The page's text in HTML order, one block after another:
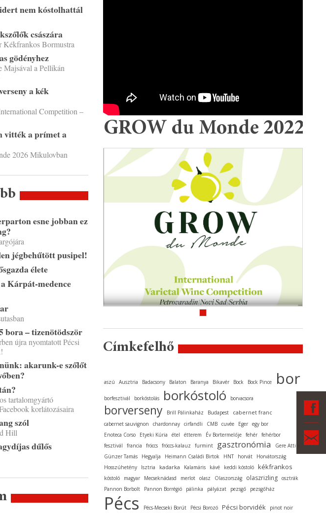
nem kóstolhattál
császára
Kékfrankos Bormustra
gödényhez
Majsával a Pellikán
a kék
Competition –
vitték a prímet a
2026 Mikulovban
esne jobban ez
jégbehűtött pusipel!
élete
Kárpát-medence
bora – tizenötödször
újra nyomtatott Pécsi
akarunk-e szőlőt
tartalomgyártó
korlátozásaira
szól
Hill
dűlős
GROW du Monde 2022
Címkefelhő
aszú Ausztria Badacsony Balaton Baranya Bikavér Bock Bock Pince bor
borfesztivál borkóstolás borkóstoló borvacsora
borverseny Brill Pálinkaház Budapest cabernet franc
cabernet sauvignon chardonnay cirfandli CMB cuvée Eger egy bor
Enoteca Corso
Etyeki Kúria étel étterem Év Bortermelője fehér fehérbor
fesztivál
francia fröccs fröccs-kalauz furmint gasztronómia
Gere Attila
Günzer Tamás
Hegyalja Heimann Családi Birtok HNT horvát
Horvátország
Hosszúhetény
Isztria kadarka Kalamáris kávé keddi kóstoló kékfrankos
kóstoló magyar Mecseknádasd merlot olasz Olaszország olaszrizling osztrák
Pannon Borbolt
Pannon Borrégió pálinka pályázat pezsgő pezsgőház
Pécs Pécs-Mecseki Borút Pécsi Borozó Pécsi borvidék
pinot noir